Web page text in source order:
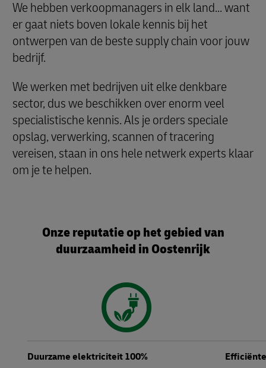
We hebben verkoopmanagers in elk land... want
er gaat niets boven lokale kennis bij het
ontwerpen van de beste supply chain voor jouw
bedrijf.
We werken met bedrijven uit elke denkbare
sector, dus we beschikken over enorm veel
specialistische kennis. Als je orders speciale
opslag, verwerking, scannen of tracering
vereisen, staan in ons hele netwerk experts klaar
om je te helpen.
Onze reputatie op het gebied van
duurzaamheid in Oostenrijk
Duurzame elektriciteit 100%